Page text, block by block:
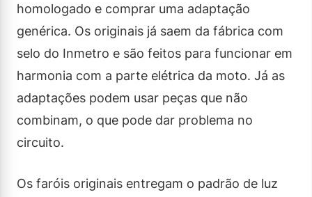
homologado e comprar uma adaptação
genérica. Os originais já saem da fábrica com
selo do Inmetro e são feitos para funcionar em
harmonia com a parte elétrica da moto. Já as
adaptações podem usar peças que não
combinam, o que pode dar problema no
circuito.
Os faróis originais entregam o padrão de luz